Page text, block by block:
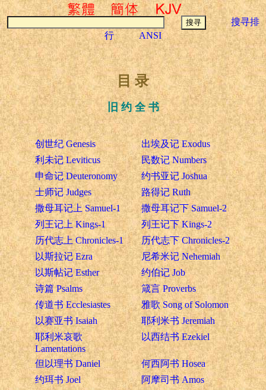
搜寻排
行
ANSI
目 录
旧 约 全 书
创世纪 Genesis
出埃及记 Exodus
利未记 Leviticus
民数记 Numbers
申命记 Deuteronomy
约书亚记 Joshua
士师记 Judges
路得记 Ruth
撒母耳记上 Samuel-1
撒母耳记下 Samuel-2
列王记上 Kings-1
列王记下 Kings-2
历代志上 Chronicles-1
历代志下 Chronicles-2
以斯拉记 Ezra
尼希米记 Nehemiah
以斯帖记 Esther
约伯记 Job
诗篇 Psalms
箴言 Proverbs
传道书 Ecclesiastes
雅歌 Song of Solomon
以赛亚书 Isaiah
耶利米书 Jeremiah
耶利米哀歌
Lamentations
以西结书 Ezekiel
但以理书 Daniel
何西阿书 Hosea
约珥书 Joel
阿摩司书 Amos